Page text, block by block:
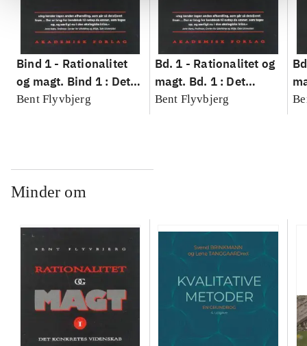
Bind 1 - Rationalitet
og magt. Bind 1 : Det
konkretes videnskab
Bent Flyvbjerg
Bd. 1 - Rationalitet og
magt. Bd. 1 : Det
konkretes videnskab
Bent Flyvbjerg
Minder om